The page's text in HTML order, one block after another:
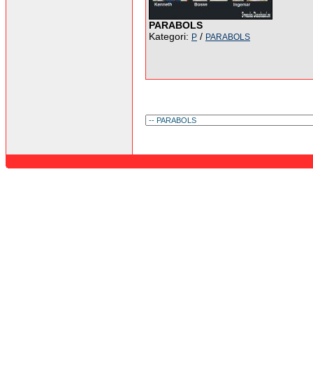
PARABOLS
Kategori: P / PARABOLS